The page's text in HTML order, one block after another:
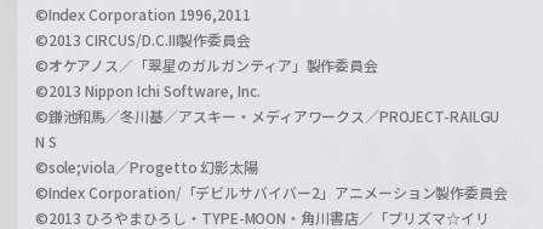
©Index Corporation 1996,2011
©2013 CIRCUS/D.C.III製作委員会
©オケアノス／「翠星のガルガンティア」製作委員会
©2013 Nippon Ichi Software, Inc.
©鎌池和馬／冬川基／アスキー・メディアワークス／PROJECT-RAILGU
N S
©sole;viola／Progetto 幻影太陽
©Index Corporation/「デビルサバイバー2」アニメーション製作委員会
©2013 ひろやまひろし・TYPE-MOON・角川書店／「プリズマ☆イリ